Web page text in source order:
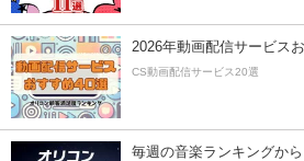
2026年動画配信サービス
CS動画配信サービス20選
毎週の音楽ランキングか